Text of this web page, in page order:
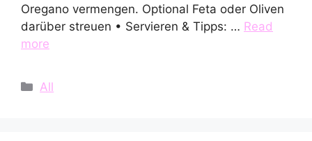
Oregano vermengen. Optional Feta oder Oliven
darüber streuen • Servieren & Tipps: … Read
more
Categories
All